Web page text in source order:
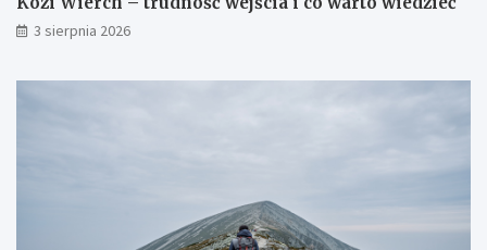
3 sierpnia 2026